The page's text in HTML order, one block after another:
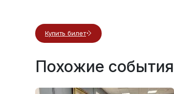
Купить билет
Похожие события